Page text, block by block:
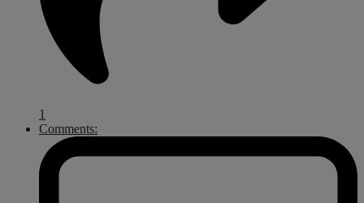
1
Comments: